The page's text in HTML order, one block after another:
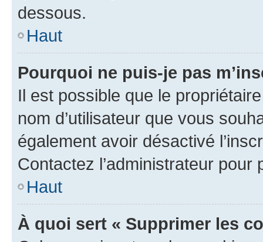
dessous.
Haut
Pourquoi ne puis-je pas
Il est possible que le
nom d’utilisateur que vous
également avoir désactivé
Contactez l’administrateur
Haut
À quoi sert « Supprimer les